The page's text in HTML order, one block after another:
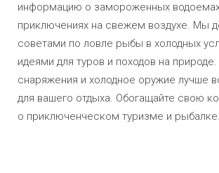
информацию о замороженных
приключениях на свежем воздухе. Мы
советами по ловле рыбы в холодных
идеями для туров и походов на природе.
снаряжения и холодное оружие лучше
для вашего отдыха. Обогащайте свою
о приключенческом туризме и рыбалке.